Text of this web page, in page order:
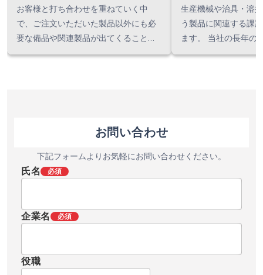
お客様と打ち合わせを重ねていく中
で、ご注文いただいた製品以外にも必
要な備品や関連製品が出てくることが
あります。 当社で製作・手配が可能な
生産機械や治具・溶
う製品に関連する課
ます。 当社の長年の経験、日本の関連
会社、タイでのネッ
お問い合わせ
下記フォームよりお気軽にお問い合わせください。
氏名 必須
企業名 必須
役職